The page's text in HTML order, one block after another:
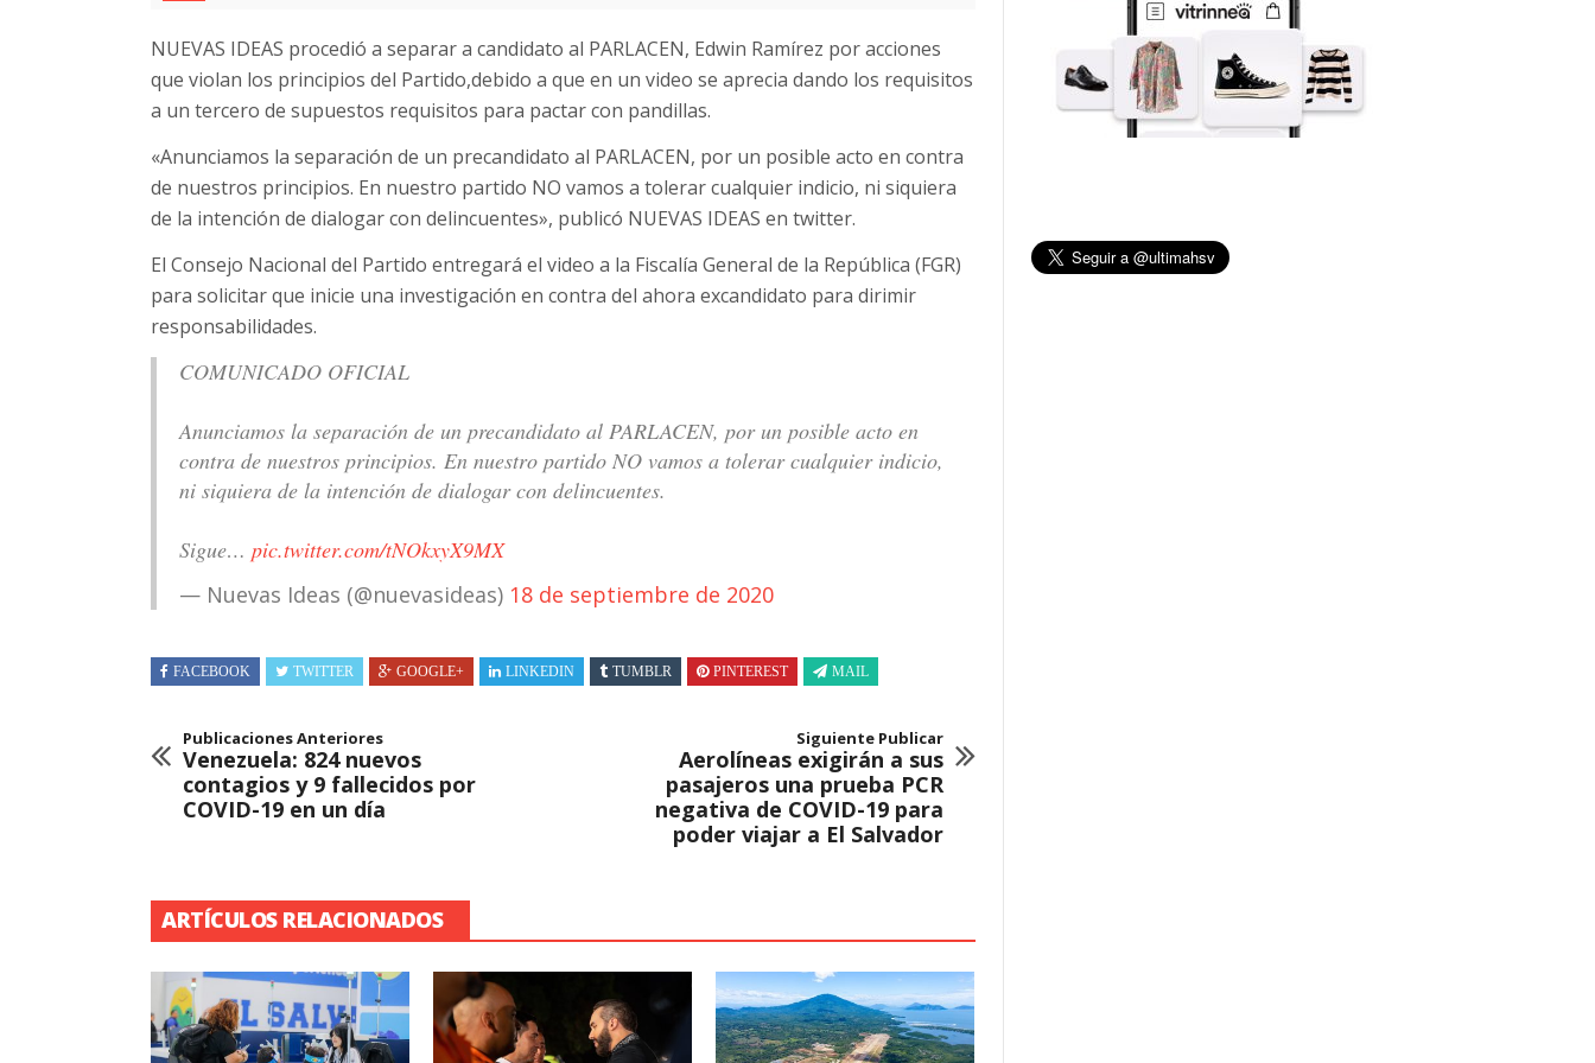
NUEVAS IDEAS procedió a separar a candidato al PARLACEN, Edwin Ramírez por acciones
que violan los principios del Partido,debido a que en un video se aprecia dando los requisitos
a un tercero de supuestos requisitos para pactar con pandillas.
«Anunciamos la separación de un precandidato al PARLACEN, por un posible acto en contra
de nuestros principios. En nuestro partido NO vamos a tolerar cualquier indicio, ni siquiera
de la intención de dialogar con delincuentes», publicó NUEVAS IDEAS en twitter.
El Consejo Nacional del Partido entregará el video a la Fiscalía General de la República (FGR)
para solicitar que inicie una investigación en contra del ahora excandidato para dirimir
responsabilidades.
COMUNICADO OFICIAL
Anunciamos la separación de un precandidato al PARLACEN, por un posible acto en
contra de nuestros principios. En nuestro partido NO vamos a tolerar cualquier indicio,
ni siquiera de la intención de dialogar con delincuentes.
Sigue… pic.twitter.com/tNOkxyX9MX
— Nuevas Ideas (@nuevasideas) 18 de septiembre de 2020
FACEBOOK TWITTER GOOGLE+ LINKEDIN TUMBLR PINTEREST MAIL
Publicaciones Anteriores
Venezuela: 824 nuevos
contagios y 9 fallecidos por
COVID-19 en un día
Siguiente Publicar
Aerolíneas exigirán a sus
pasajeros una prueba PCR
negativa de COVID-19 para
poder viajar a El Salvador
ARTÍCULOS RELACIONADOS